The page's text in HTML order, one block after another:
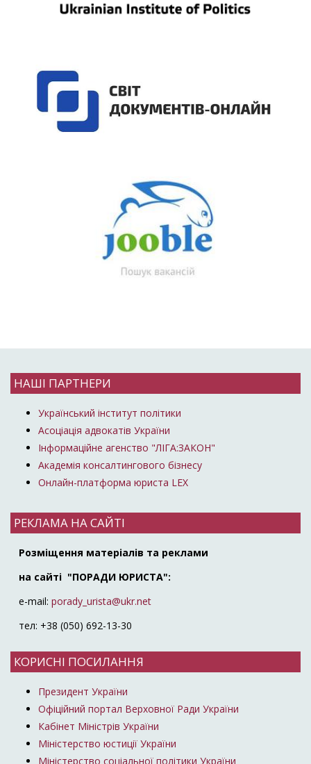
НАШІ ПАРТНЕРИ
Український інститут політики
Асоціація адвокатів України
Інформаційне агенство "ЛІГА:ЗАКОН"
Академія консалтингового бізнесу
Онлайн-платформа юриста LEX
РЕКЛАМА НА САЙТІ
Розміщення матеріалів та реклами
на сайті "ПОРАДИ ЮРИСТА":
e-mail: porady_urista@ukr.net
тел: +38 (050) 692-13-30
КОРИСНІ ПОСИЛАННЯ
Президент України
Офіційний портал Верховної Ради України
Кабінет Міністрів України
Міністерство юстиції України
Міністерство соціальної політики України